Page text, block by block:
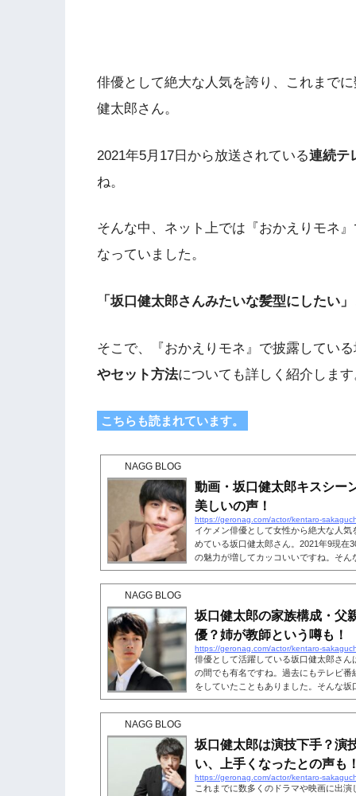
俳優として絶大な人気を誇り、これまで
健太郎さん。
2021年5月17日から放送されている連続テ
ね。
そんな中、ネット上では『おかえりモネ
なっていました。
「坂口健太郎さんみたいな髪型にしたい」
そこで、『おかえりモネ』で披露してい
やセット方法についても詳しく紹介しま
こちらも読まれています。
NAGG BLOG
動画・坂口健太郎キスシー
美しいの声！
https://geronag.com/actor/kentaro-
イケメン俳優として女性から絶大な人
めている坂口健太郎さん。2021年9現在
の魅力が増してカッコいいですね。そ
した作品の中で、キスシーンを演じる
シーンということもあり、たびたびネ
ましょう。こちらも読まれています。
め！早速ですが、坂口健太郎さんがこれ
NAGG BLOG
坂口健太郎の家族構成・父
優？姉が教師という噂も！
https://geronag.com/actor/kentaro-
俳優として活躍している坂口健太郎さ
の間でも有名ですね。過去にもテレビ
をしていたこともありました。そんな
る人も多いのではないでしょうか。 噂
は元女優という情報もあります。また
ょう。こちらも読まれています。 坂口
口健太郎さんの家族構成...
NAGG BLOG
坂口健太郎は演技下手？演
い、上手くなったとの声も
https://geronag.com/actor/kentaro-
これまでに数多くのドラマや映画に出